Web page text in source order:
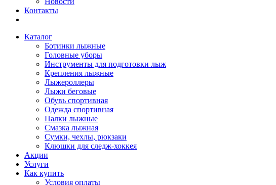
Контакты
Каталог
Ботинки лыжные
Головные уборы
Инструменты для подготовки лыж
Крепления лыжные
Лыжероллеры
Лыжи беговые
Обувь спортивная
Одежда спортивная
Палки лыжные
Смазка лыжная
Сумки, чехлы, рюкзаки
Клюшки для следж-хоккея
Акции
Услуги
Как купить
Условия оплаты